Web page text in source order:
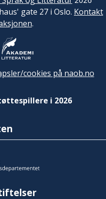
gate 27 i Oslo. Kontakt
.
cookies på naob.no
i 2026